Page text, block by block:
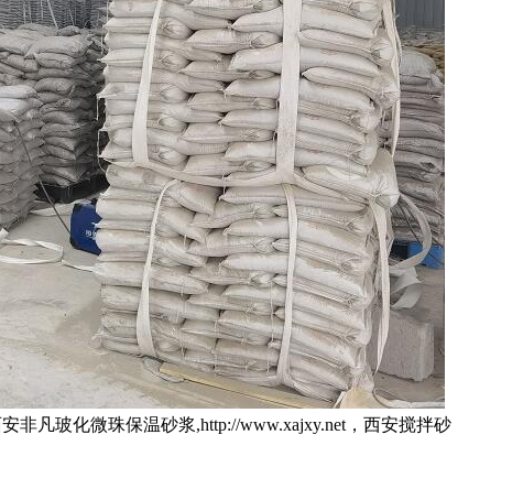
安非凡玻化微珠保温砂浆,http://www.xajxy.net，西安搅拌砂